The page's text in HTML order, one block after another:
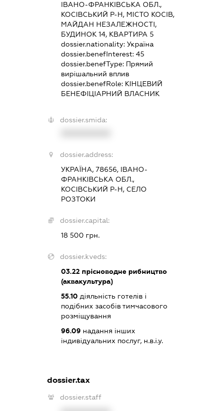
ІВАНО-ФРАНКІВСЬКА ОБЛ.,
КОСІВСЬКИЙ Р-Н, МІСТО КОСІВ,
МАЙДАН НЕЗАЛЕЖНОСТІ,
БУДИНОК 14, КВАРТИРА 5
dossier.nationality:Україна
dossier.benefInterest:45
dossier.benefType: Прямий
вирішальний вплив
dossier.benefRole: КІНЦЕВИЙ
БЕНЕФІЦІАРНИЙ ВЛАСНИК
dossier.smida:
dossier.address:
УКРАЇНА, 78656, ІВАНО-
ФРАНКІВСЬКА ОБЛ.,
КОСІВСЬКИЙ Р-Н, СЕЛО
РОЗТОКИ
dossier.capital:
18 500 грн.
dossier.kveds:
03.22 прісноводне рибництво
(аквакультура)
55.10 діяльність готелів і
подібних засобів тимчасового
розміщування
96.09 надання інших
індивідуальних послуг, н.в.і.у.
dossier.tax
dossier.staff